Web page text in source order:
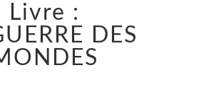
Livre :
DES